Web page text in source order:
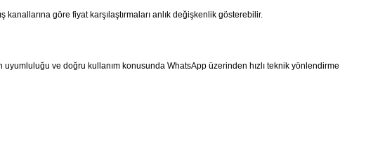
göre fiyat karşılaştırmaları anlık değişkenlik gösterebilir.
ve doğru kullanım konusunda WhatsApp üzerinden hızlı teknik yönlendirme